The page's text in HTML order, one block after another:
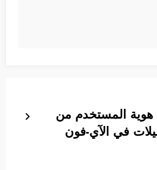
هوية المستخدم من
في الآي-فون